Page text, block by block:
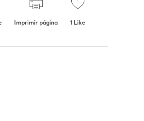
Imprimir página 1 Like